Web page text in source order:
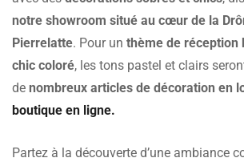
notre showroom situé au cœur de la
Pierrelatte. Pour un thème de réception
chic coloré, les tons pastel et clairs
de nombreux articles de décoration en
boutique en ligne.
Partez à la découverte d’une ambiance